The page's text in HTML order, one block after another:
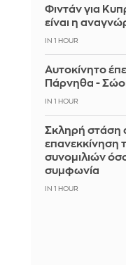
Φιντάν για
είναι η
IN 1 HOUR
Αυτοκίνητο
Πάρνηθα - Σώοι
IN 1 HOUR
Σκληρή στάση
επανεκκίνηση
συνομιλιών
συμφωνία
IN 1 HOUR